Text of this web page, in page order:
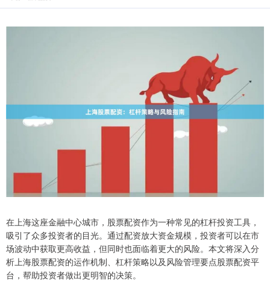
在上海这座金融中心城市，股票配资作为一种常见的杠杆投资工具，
吸引了众多投资者的目光。通过配资放大资金规模，投资者可以在市
场波动中获取更高收益，但同时也面临着更大的风险。本文将深入分
析上海股票配资的运作机制、杠杆策略以及风险管理要点股票配资平
台，帮助投资者做出更明智的决策。